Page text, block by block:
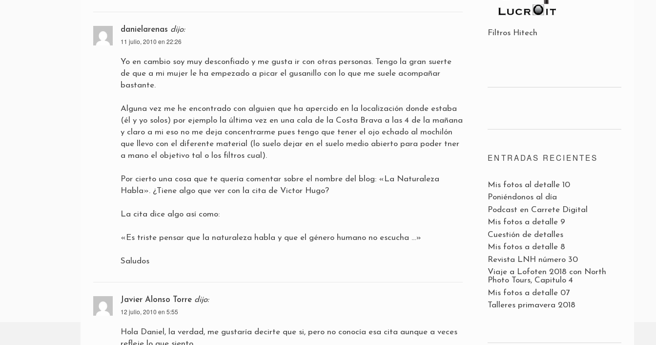
danielarenas dijo:
11 julio, 2010 en 22:26
Yo en cambio soy muy desconfiado y me gusta ir con otras personas. Tengo la gran suerte
de que a mi mujer le ha empezado a picar el gusanillo con lo que me suele acompañar
bastante.
Alguna vez me he encontrado con alguien que ha apercido en la localización donde estaba
(él y yo solos) por ejemplo la última vez en una cala de la Costa Brava a las 4 de la mañana
y claro a mi eso no me deja concentrarme pues tengo que tener el ojo echado al mochilón
que llevo con el diferente material (lo suelo dejar en el suelo medio abierto para poder tner
a mano el objetivo tal o los filtros cual).
Por cierto una cosa que te quería comentar sobre el nombre del blog: «La Naturaleza
Habla». ¿Tiene algo que ver con la cita de Victor Hugo?
La cita dice algo así como:
«Es triste pensar que la naturaleza habla y que el género humano no escucha …»
Saludos
Javier Alonso Torre dijo:
12 julio, 2010 en 5:55
Hola Daniel, la verdad, me gustaría decirte que si, pero no conocía esa cita aunque a veces
Filtros Hitech
ENTRADAS RECIENTES
Mis fotos al detalle 10
Poniéndonos al día
Podcast en Carrete Digital
Mis fotos a detalle 9
Cuestión de detalles
Mis fotos a detalle 8
Revista LNH número 30
Viaje a Lofoten 2018 con North
Photo Tours, Capitulo 4
Mis fotos a detalle 07
Talleres primavera 2018